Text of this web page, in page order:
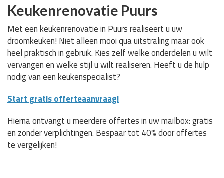
Keukenrenovatie Puurs
Met een keukenrenovatie in Puurs realiseert u uw
droomkeuken! Niet alleen mooi qua uitstraling maar ook
heel praktisch in gebruik. Kies zelf welke onderdelen u wilt
vervangen en welke stijl u wilt realiseren. Heeft u de hulp
nodig van een keukenspecialist?
Start gratis offerteaanvraag!
Hierna ontvangt u meerdere offertes in uw mailbox: gratis
en zonder verplichtingen. Bespaar tot 40% door offertes
te vergelijken!